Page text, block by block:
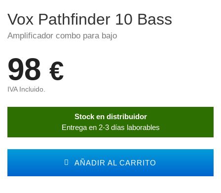
Vox Pathfinder 10 Bass
Amplificador combo para bajo
98 €
IVA Incluido.
Stock en distribuidor
Entrega en 2-3 días laborables
AÑADIR AL CARRITO